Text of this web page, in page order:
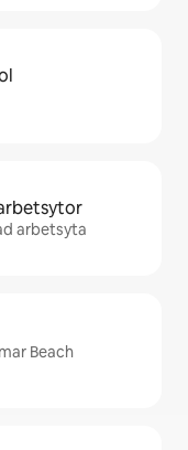
arbetsyta
Beach